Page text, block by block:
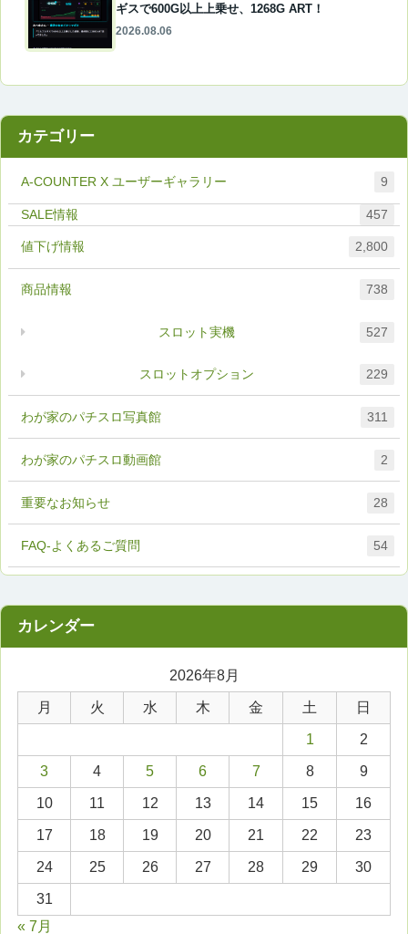
ギスで600G以上上乗せ、1268G ART！
2026.08.06
カテゴリー
A-COUNTER X ユーザーギャラリー 9
FAQ-よくあるご質問 54
457
わが家のパチスロ写真館 311
わが家のパチスロ動画館 2
値下げ情報 2,800
商品情報 738
スロットオプション 229
スロット実機 527
重要なお知らせ 28
2026年8月
月 火 水 木 金 土 日
1 2
3 4 5 6 7 8 9
10 11 12 13 14 15 16
17 18 19 20 21 22 23
24 25 26 27 28 29 30
31
« 7月